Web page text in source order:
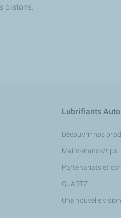
pistons.
Lubrifiants
Découvrir nos
Maintenance/tips
Partenariats et
QUARTZ
Une nouvelle